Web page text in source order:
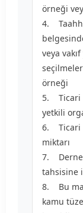
örneği
4.
veya
örneği
5. Ticari
yetkili
6. Ticari
miktarı
7.
tahsisine
8. Bu
kamu